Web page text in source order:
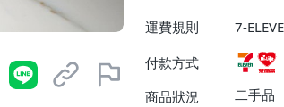
運費規則
7-
付款方式
商品狀況
二手品